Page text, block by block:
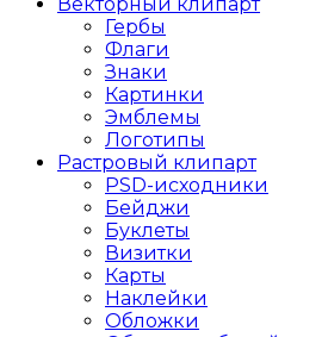
Гербы
Флаги
Знаки
Картинки
Эмблемы
Логотипы
Растровый клипарт
PSD-исходники
Бейджи
Буклеты
Визитки
Карты
Наклейки
Обложки